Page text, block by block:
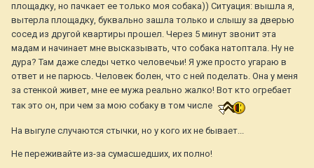
площадку, но пачкает ее только моя собака)) Ситуация: вышла я,
вытерла площадку, буквально зашла только и слышу за дверью
сосед из другой квартиры прошел. Через 5 минут звонит эта
мадам и начинает мне высказывать, что собака натоптала. Ну не
дура? Там даже следы четко человечьи! Я уже просто угараю в
ответ и не парюсь. Человек болен, что с ней поделать. Она у меня
за стенкой живет, мне ее мужа реально жалко! Вот кто огребает
так это он, при чем за мою собаку в том числе
На выгуле случаются стычки, но у кого их не бывает...
Не переживайте из-за сумасшедших, их полно!